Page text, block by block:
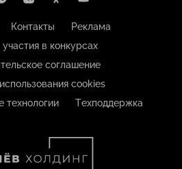
Контакты
Реклама
в конкурсах
соглашение
cookies
технологии
Техподдержка